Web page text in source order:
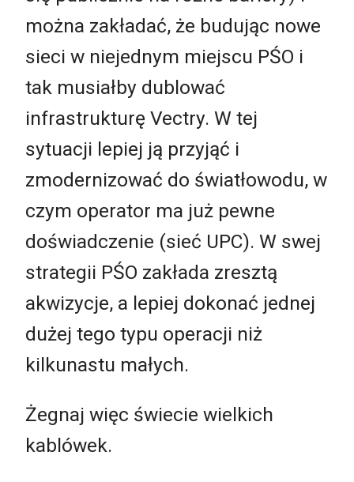
można zakładać, że budując nowe
sieci w niejednym miejscu PŚO i
tak musiałby dublować
infrastrukturę Vectry. W tej
sytuacji lepiej ją przyjąć i
zmodernizować do światłowodu, w
czym operator ma już pewne
doświadczenie (sieć UPC). W swej
strategii PŚO zakłada zresztą
akwizycje, a lepiej dokonać jednej
dużej tego typu operacji niż
kilkunastu małych.
Żegnaj więc świecie wielkich
kablówek.